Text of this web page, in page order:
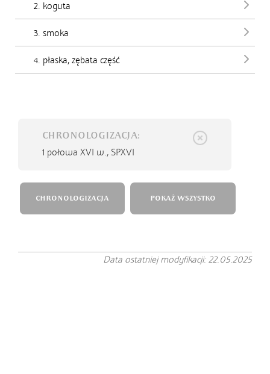
2. koguta
3. smoka
4. płaska, zębata część
CHRONOLOGIZACJA:
1 połowa XVI w., SPXVI
CHRONOLOGIZACJA POKAŻ WSZYSTKO
Data ostatniej modyfikacji: 22.05.2025